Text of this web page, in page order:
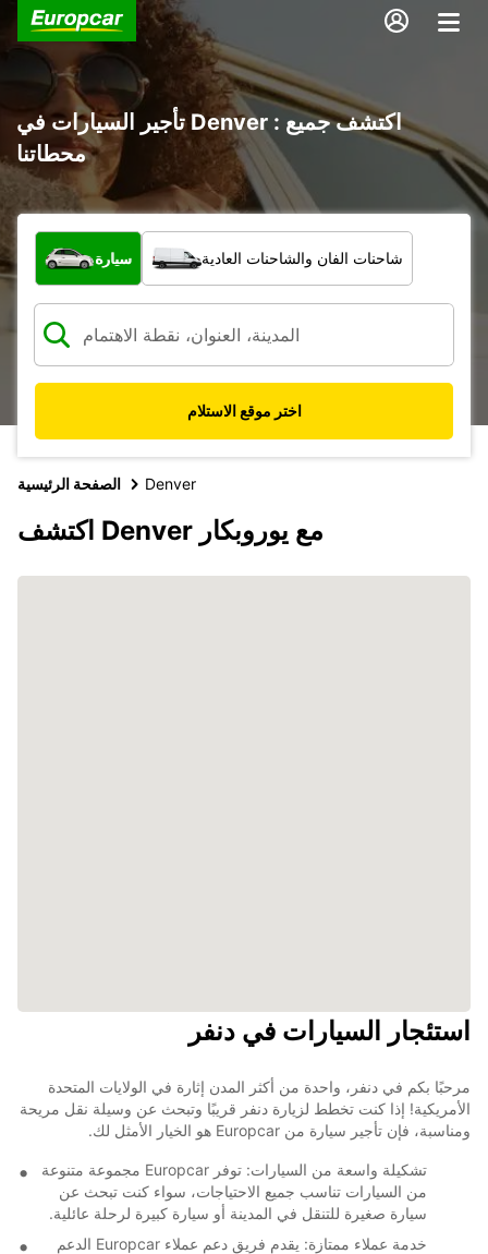
تأجير السيارات في Denver : اكتشف جميع
محطاتنا
ما نوع المركبة؟
سيارة شاحنات الفان والشاحنات العادية
اختر موقع الاستلام
الصفحة الرئيسية Denver
اكتشف Denver مع يوروبكار
استئجار السيارات في دنفر
مرحبًا بكم في دنفر، واحدة من أكثر المدن إثارة في الولايات المتحدة
الأمريكية! إذا كنت تخطط لزيارة دنفر قريبًا وتبحث عن وسيلة نقل مريحة
ومناسبة، فإن تأجير سيارة من Europcar هو الخيار الأمثل لك.
تشكيلة واسعة من السيارات: توفر Europcar مجموعة متنوعة
من السيارات تناسب جميع الاحتياجات، سواء كنت تبحث عن
سيارة صغيرة للتنقل في المدينة أو سيارة كبيرة لرحلة عائلية.
خدمة عملاء ممتازة: يقدم فريق دعم عملاء Europcar الدعم